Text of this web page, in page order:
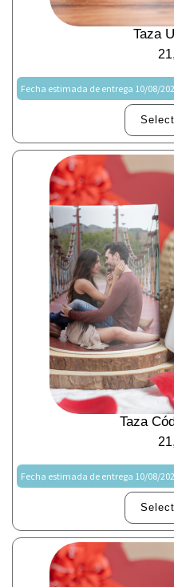
Taza
Fecha estimada de entrega 10/08/
Taza
Fecha estimada de entrega 10/08/